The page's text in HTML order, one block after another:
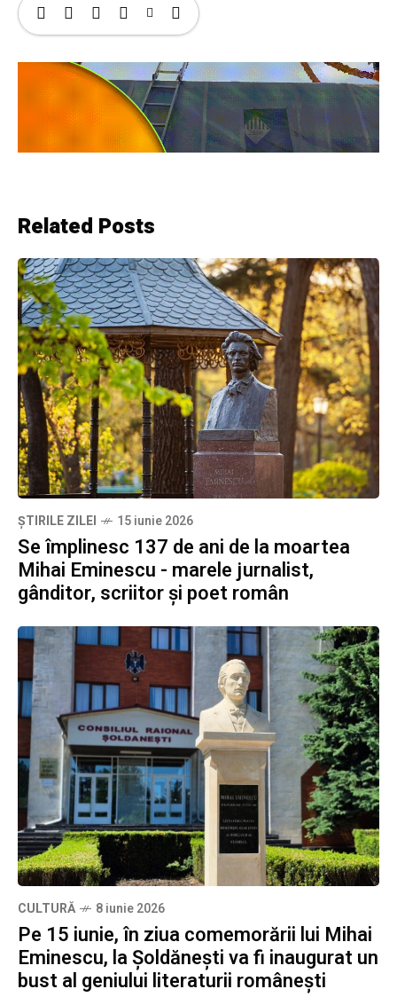
Related Posts
ȘTIRILE ZILEI 15 iunie 2026
Se împlinesc 137 de ani de la moartea
Mihai Eminescu - marele jurnalist,
gânditor, scriitor și poet român
CULTURĂ 8 iunie 2026
Pe 15 iunie, în ziua comemorării lui Mihai
Eminescu, la Șoldănești va fi inaugurat un
bust al geniului literaturii românești